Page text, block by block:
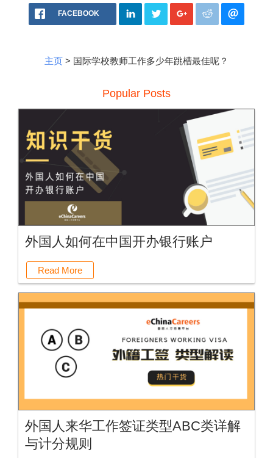
FACEBOOK
主页 > 国际学校教师工作多少年跳槽最佳呢？
Popular Posts
外国人如何在中国开办银行账户
Read More
外国人来华工作签证类型ABC类详解
与计分规则